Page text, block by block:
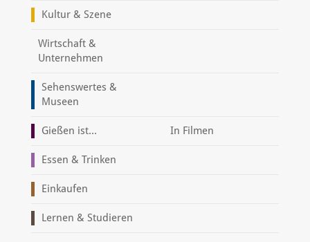
Kultur & Szene
Wirtschaft &
Unternehmen
Sehenswertes &
Museen
Gießen ist... In Filmen
Essen & Trinken
Einkaufen
Lernen & Studieren